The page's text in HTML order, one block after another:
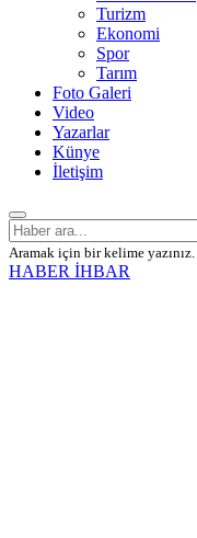
Turizm
Ekonomi
Spor
Tarım
Foto Galeri
Video
Yazarlar
Künye
İletişim
Aramak için bir kelime yazınız.
HABER İHBAR